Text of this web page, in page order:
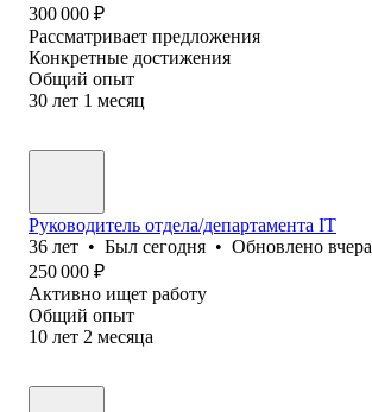
300 000 ₽
Рассматривает предложения
Конкретные достижения
Общий опыт
30 лет 1 месяц
Руководитель отдела/департамента IT
36 лет • Был сегодня • Обновлено вчера
250 000 ₽
Активно ищет работу
Общий опыт
10 лет 2 месяца